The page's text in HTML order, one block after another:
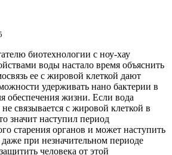
биотехнологии с ноу-хау
воды настало время объяснить
ее с жировой клеткой дают
удерживать нано бактерии в
обеспечения жизни. Если вода
связывается с жировой клеткой в
значит наступил период
старения органов и может наступить
даже при незначительном периоде
человека от этой